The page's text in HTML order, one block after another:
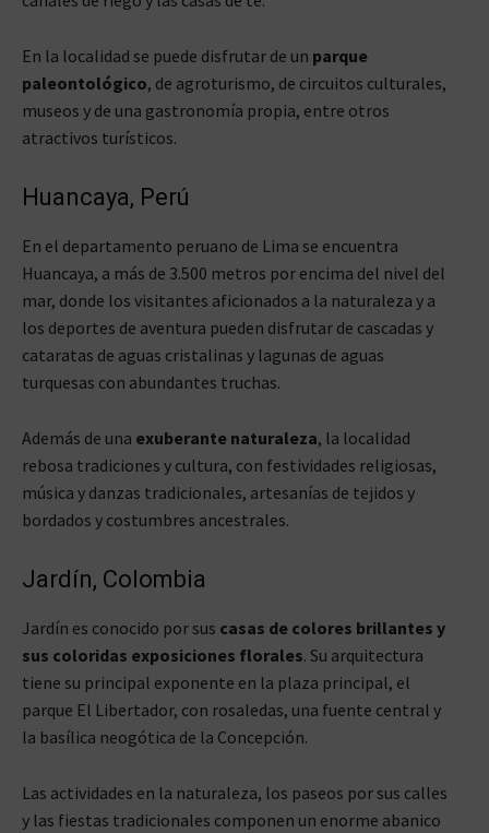
En la localidad se puede disfrutar de un parque
paleontológico, de agroturismo, de circuitos culturales,
museos y de una gastronomía propia, entre otros
atractivos turísticos.
Huancaya, Perú
En el departamento peruano de Lima se encuentra
Huancaya, a más de 3.500 metros por encima del nivel del
mar, donde los visitantes aficionados a la naturaleza y a
los deportes de aventura pueden disfrutar de cascadas y
cataratas de aguas cristalinas y lagunas de aguas
turquesas con abundantes truchas.
Además de una exuberante naturaleza, la localidad
rebosa tradiciones y cultura, con festividades religiosas,
música y danzas tradicionales, artesanías de tejidos y
bordados y costumbres ancestrales.
Jardín, Colombia
Jardín es conocido por sus casas de colores brillantes y
sus coloridas exposiciones florales. Su arquitectura
tiene su principal exponente en la plaza principal, el
parque El Libertador, con rosaledas, una fuente central y
la basílica neogótica de la Concepción.
Las actividades en la naturaleza, los paseos por sus calles
y las fiestas tradicionales componen un enorme abanico